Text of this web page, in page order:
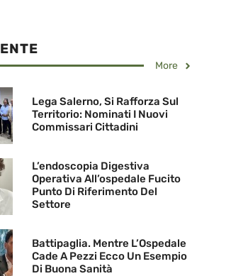
More
Lega Salerno, Si Rafforza Sul
Territorio: Nominati I Nuovi
Commissari Cittadini
L’endoscopia Digestiva
Operativa All’ospedale Fucito
Punto Di Riferimento Del
Settore
Battipaglia. Mentre L’Ospedale
Cade A Pezzi Ecco Un Esempio
Di Buona Sanità